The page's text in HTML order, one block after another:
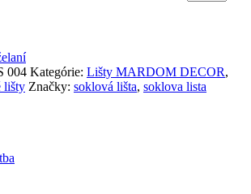
004 Kategórie: Lišty MARDOM DECOR,
lišty Značky: soklová lišta, soklova lista